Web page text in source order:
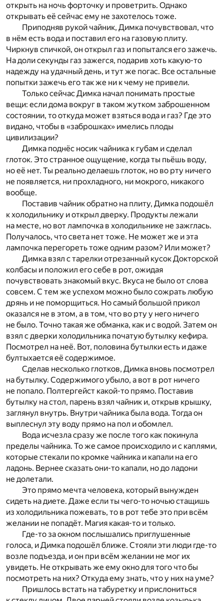
открыть на ночь форточку и проветрить. Однако
открывать её сейчас ему не захотелось тоже.
Приподняв рукой чайник, Димка почувствовал, что
в нём есть вода и поставил его на газовую плиту.
Чиркнув спичкой, он открыл газ и попытался его зажечь.
На доли секунды газ зажегся, подарив хоть какую-то
надежду на удачный день, и тут же погас. Все остальные
попытки зажечь его так же ни к чему не привели.
Только сейчас Димка начал понимать простые
вещи: если дома вокруг в таком жутком заброшенном
состоянии, то откуда может взяться вода и газ? Где это
видано, чтобы в «заброшках» имелись плоды
цивилизации?
Димка поднёс носик чайника к губам и сделал
глоток. Это странное ощущение, когда ты пьёшь воду,
но её нет. Ты реально делаешь глоток, но во рту ничего
не появляется, ни прохладного, ни мокрого, никакого
вообще.
Поставив чайник обратно на плиту, Димка подошёл
к холодильнику и открыл дверку. Продукты лежали
на месте, но вот лампочка в холодильнике не зажглась.
Получалось, что света нет тоже. Не может же и эта
лампочка перегореть тоже одним разом? Или может?
Димка взял с тарелки отрезанный кусок Докторской
колбасы и положил его себе в рот, ожидая
почувствовать знакомый вкус. Вкуса не было от слова
совсем. С тем же успехом можно было сожрать любую
дрянь и не поморщиться. Но самый большой прикол
оказался не в этом, а в том, что во рту у него ничего
не было. Точно такая же обманка, как и с водой. Затем он
взял с дверки холодильника початую бутылку кефира.
Посмотрел на неё. Вот, половина бутылки есть и даже
бултыхается её содержимое.
Сделав несколько глотков, Димка вновь посмотрел
на бутылку. Содержимого убыло, а вот в рот ничего
не попало. Полтергейст какой-то прямо. Поставив
бутылку на стол, парень взял чайник и, открыв крышку,
заглянул внутрь. Внутри чайника была вода. Тогда он
выплеснул эту воду прямо на пол и обомлел.
Вода исчезла сразу же после того как покинула
пределы чайника. То же самое происходило и с каплями,
которые стекали по кромке чайника и капали на его
ладонь. Вернее сказать они-то капали, но до ладони
не долетали.
Это прямо мечта человека, который вынужден
сидеть на диете. Даже если ты чего-то ночью стащишь
из холодильника пожевать, то в рот тебе это при всём
желании не попадёт. Магия какая-то и только.
Где-то за окном послышались приглушенные
голоса, и Димка подошёл ближе. Стояли эти люди где-то
возле подъезда, и он при всём желании не мог их
увидеть. Не открывать же ему окно для того что бы
посмотреть на них? Откуда ему знать, что у них на уме?
Пришлось встать на табуретку и прислониться